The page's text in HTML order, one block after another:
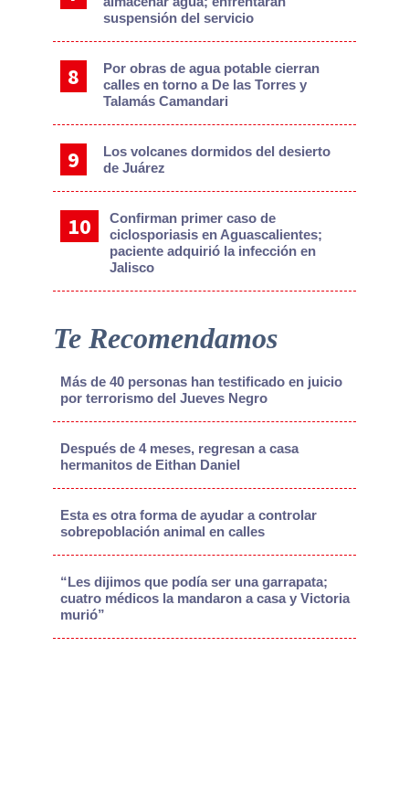
suspensión del servicio
Por obras de agua potable cierran
calles en torno a De las Torres y
Talamás Camandari
Los volcanes dormidos del desierto
de Juárez
Confirman primer caso de
ciclosporiasis en Aguascalientes;
paciente adquirió la infección en
Jalisco
Te Recomendamos
Más de 40 personas han testificado en juicio
por terrorismo del Jueves Negro
Después de 4 meses, regresan a casa
hermanitos de Eithan Daniel
Esta es otra forma de ayudar a controlar
sobrepoblación animal en calles
“Les dijimos que podía ser una garrapata;
cuatro médicos la mandaron a casa y Victoria
murió”